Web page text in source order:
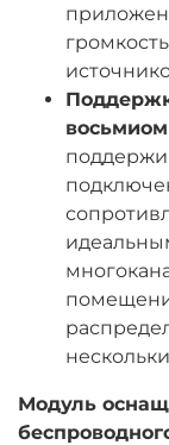
Модуль